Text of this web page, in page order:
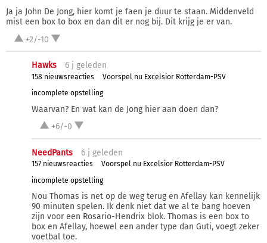
Ja ja John De Jong, hier komt je faen je duur te staan. Middenveld
mist een box to box en dan dit er nog bij. Dit krijg je er van.
+2/-10
Hawks 6 j geleden
158 nieuwsreacties
Voorspel nu Excelsior Rotterdam-PSV
incomplete opstelling
Waarvan? En wat kan de Jong hier aan doen dan?
+6/-0
NeedPants 6 j geleden
157 nieuwsreacties
Voorspel nu Excelsior Rotterdam-PSV
incomplete opstelling
Nou Thomas is net op de weg terug en Afellay kan kennelijk
90 minuten spelen. Ik denk niet dat we al te bang hoeven
zijn voor een Rosario-Hendrix blok. Thomas is een box to
box en Afellay, hoewel een ander type dan Guti, voegt zeker
voetbal toe.